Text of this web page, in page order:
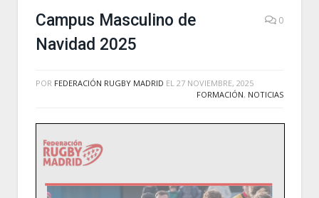
Campus Masculino de
Navidad 2025
0
POR FEDERACIÓN RUGBY MADRID EL 27 NOVIEMBRE, 2025
FORMACIÓN, NOTICIAS